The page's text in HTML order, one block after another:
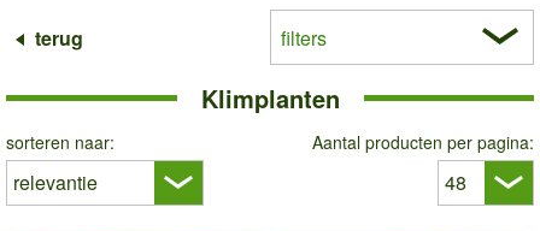
terug filters
Klimplanten
sorteren naar: Aantal producten per pagina: